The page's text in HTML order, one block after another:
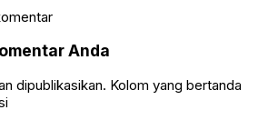
Anda
dipublikasikan. Kolom yang bertanda